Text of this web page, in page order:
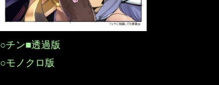
○チン■透過版
○モノクロ版